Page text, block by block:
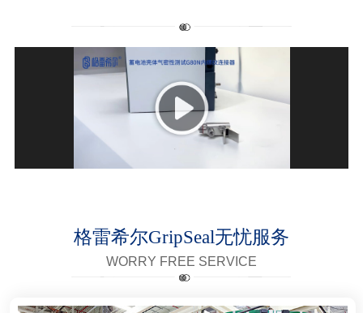
格雷希尔GripSeal无忧服务
WORRY FREE SERVICE